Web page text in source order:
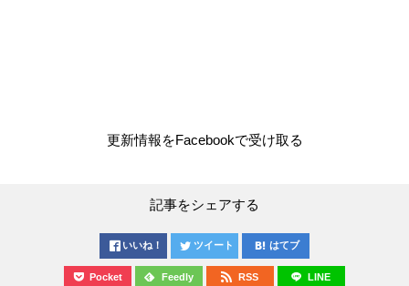
更新情報をFacebookで受け取る
記事をシェアする
いいね！ ツイート はてブ
Pocket Feedly RSS LINE